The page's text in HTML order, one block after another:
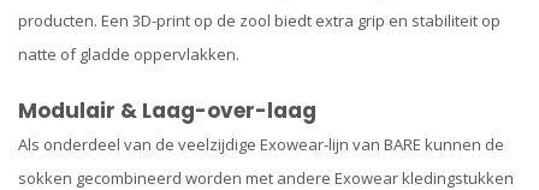
producten. Een 3D-print op de zool biedt extra grip en stabiliteit op
natte of gladde oppervlakken.
Modulair & Laag-over-laag
Als onderdeel van de veelzijdige Exowear-lijn van BARE kunnen de
sokken gecombineerd worden met andere Exowear kledingstukken